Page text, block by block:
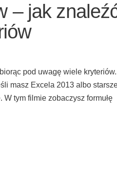
– jak
pod uwagę wiele
masz Excela 2013 albo
tym filmie zobaczysz formułę